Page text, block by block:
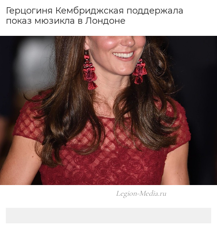
Герцогиня Кембриджская поддержала
показ мюзикла в Лондоне
Legion-Media.ru